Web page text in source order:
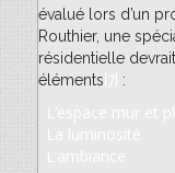
évalué lors d’un
Routhier, une
résidentielle
éléments
: